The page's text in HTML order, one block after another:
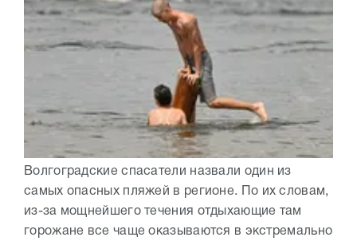
Волгоградские спасатели назвали один из
самых опасных пляжей в регионе. По их словам,
из-за мощнейшего течения отдыхающие там
горожане все чаще оказываются в экстремально